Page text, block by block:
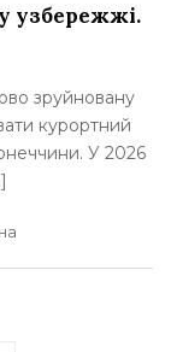
узбережжі.
зруйновану
курортний
У 2026